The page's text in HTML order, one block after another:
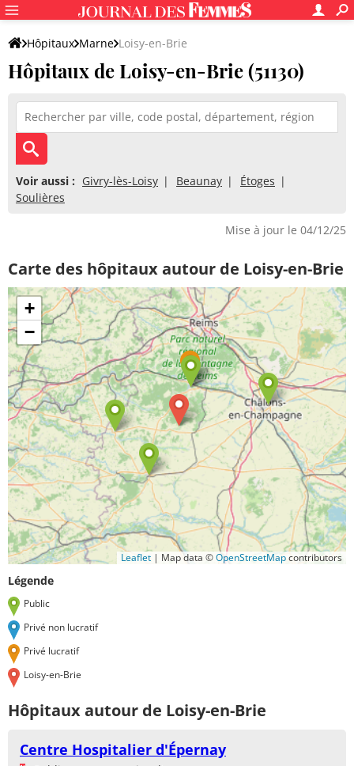
Hôpitaux Marne Loisy-en-Brie
Hôpitaux de Loisy-en-Brie (51130)
Voir aussi : Givry-lès-Loisy Beaunay
Étoges
Soulières
Mise à jour le 04/12/25
Carte des hôpitaux autour de Loisy-en-Brie
+
−
Leaflet | Map data ©OpenStreetMapcontributors
Légende
Public
Privé non lucratif
Privé lucratif
Loisy-en-Brie
Hôpitaux autour de Loisy-en-Brie
Centre Hospitalier d'Épernay